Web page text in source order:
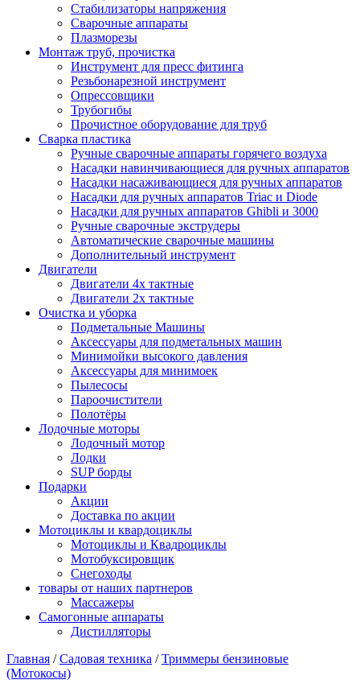
Стабилизаторы напряжения
Сварочные аппараты
Плазморезы
Монтаж труб, прочистка
Инструмент для пресс фитинга
Резьбонарезной инструмент
Опрессовщики
Трубогибы
Прочистное оборудование для труб
Сварка пластика
Ручные сварочные аппараты горячего воздуха
Насадки навинчивающиеся для ручных аппаратов
Насадки насаживающиеся для ручных аппаратов
Насадки для ручных аппаратов Triac и Diode
Насадки для ручных аппаратов Ghibli и 3000
Ручные сварочные экструдеры
Автоматические сварочные машины
Дополнительный инструмент
Двигатели
Двигатели 4х тактные
Двигатели 2х тактные
Очистка и уборка
Подметальные Машины
Аксессуары для подметальных машин
Минимойки высокого давления
Аксессуары для минимоек
Пылесосы
Пароочистители
Полотёры
Лодочные моторы
Лодочный мотор
Лодки
SUP борды
Подарки
Акции
Доставка по акции
Мотоциклы и квардоциклы
Мотоциклы и Квадроциклы
Мотобуксировщик
Снегоходы
товары от наших партнеров
Массажеры
Самогонные аппараты
Дистилляторы
Главная /Садовая техника /Триммеры бензиновые
(Мотокосы)